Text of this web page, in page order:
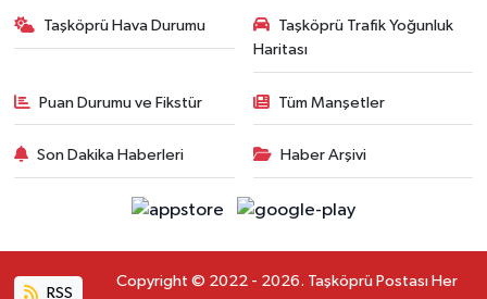
Taşköprü Hava Durumu
Taşköprü Trafik Yoğunluk
Haritası
Puan Durumu ve Fikstür Tüm Manşetler
Son Dakika Haberleri Haber Arşivi
RSS
Copyright © 2022 - 2026. Taşköprü Postası Her